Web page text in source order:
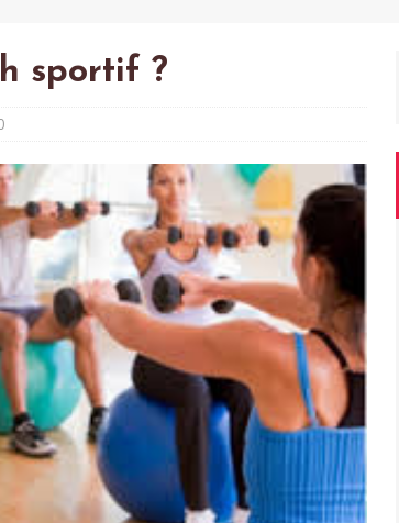
sportif ?